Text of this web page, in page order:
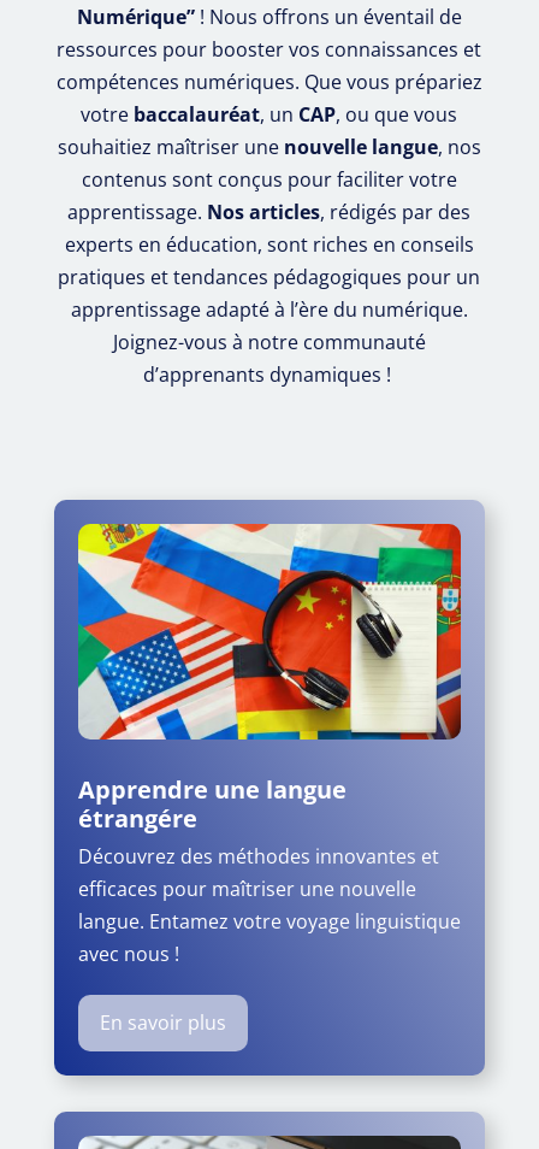
Numérique”! Nous offrons un éventail de
ressources pour booster vos connaissances et
compétences numériques. Que vous prépariez
votre baccalauréat, un CAP, ou que vous
souhaitiez maîtriser une nouvelle langue, nos
contenus sont conçus pour faciliter votre
apprentissage. Nos articles, rédigés par des
experts en éducation, sont riches en conseils
pratiques et tendances pédagogiques pour un
apprentissage adapté à l’ère du numérique.
Joignez-vous à notre communauté
d’apprenants dynamiques !
Apprendre une langue
étrangére
Découvrez des méthodes innovantes et
efficaces pour maîtriser une nouvelle
langue. Entamez votre voyage linguistique
avec nous !
En savoir plus